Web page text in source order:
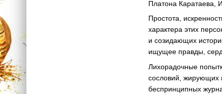
Платона Каратаева,
Простота,
характера этих
и созидающих
ищущее правды,
Лихорадочные
сословий, жирующих
беспринципных